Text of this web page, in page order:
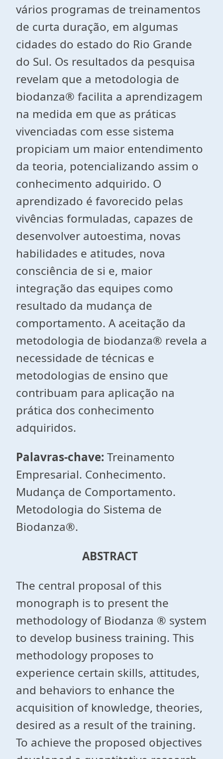
vários programas de treinamentos
de curta duração, em algumas
cidades do estado do Rio Grande
do Sul. Os resultados da pesquisa
revelam que a metodologia de
biodanza® facilita a aprendizagem
na medida em que as práticas
vivenciadas com esse sistema
propiciam um maior entendimento
da teoria, potencializando assim o
conhecimento adquirido. O
aprendizado é favorecido pelas
vivências formuladas, capazes de
desenvolver autoestima, novas
habilidades e atitudes, nova
consciência de si e, maior
integração das equipes como
resultado da mudança de
comportamento. A aceitação da
metodologia de biodanza® revela a
necessidade de técnicas e
metodologias de ensino que
contribuam para aplicação na
prática dos conhecimento
adquiridos.
Palavras-chave: Treinamento
Empresarial. Conhecimento.
Mudança de Comportamento.
Metodologia do Sistema de
Biodanza®.
ABSTRACT
The central proposal of this
monograph is to present the
methodology of Biodanza ® system
to develop business training. This
methodology proposes to
experience certain skills, attitudes,
and behaviors to enhance the
acquisition of knowledge, theories,
desired as a result of the training.
To achieve the proposed objectives